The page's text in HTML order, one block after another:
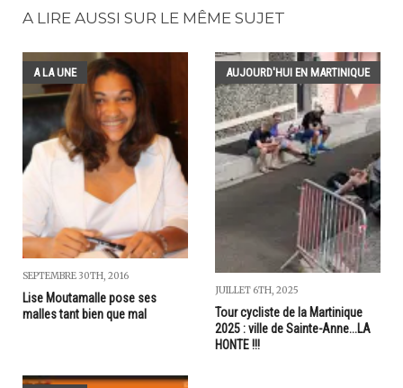
A LIRE AUSSI SUR LE MÊME SUJET
A LA UNE
SEPTEMBRE 30TH, 2016
Lise Moutamalle pose ses
malles tant bien que mal
AUJOURD'HUI EN MARTINIQUE
JUILLET 6TH, 2025
Tour cycliste de la Martinique
2025 : ville de Sainte-Anne...LA
HONTE !!!